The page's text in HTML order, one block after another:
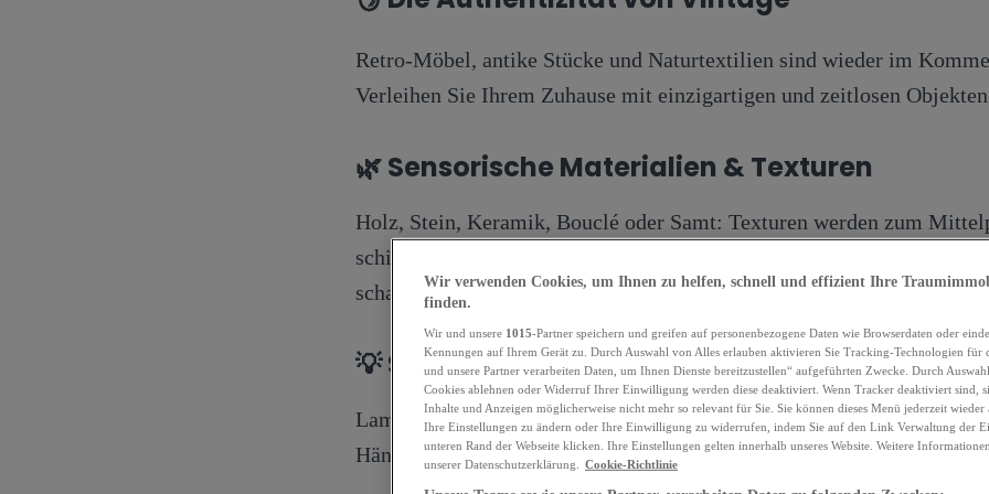
Retro-Möbel, antike Stücke und Naturtextilien sind wieder im
Verleihen Sie Ihrem Zuhause mit einzigartigen und zeitlosen
🌿Sensorische Materialien & Texturen
Holz, Stein, Keramik, Bouclé oder Samt: Texturen werden zum
schichtet die Materialien übereinander, um ein reiches und
schaffen.
💡Skulpturale Lichter
Lampen werden zu Kunstwerken. Geschwungene Formen, plissierte
Hängeleuchten... die Beleuchtung wird zu einem eigenständigen Deko-
Wir verwenden Cookies, um Ihnen zu helfen, schnell und effizient Ihre
finden.
Wir und unsere 1015-Partner speichern und greifen auf personenbezogene Daten wie Browserdaten oder
Kennungen auf Ihrem Gerät zu. Durch Auswahl von Alles erlauben aktivieren Sie Tracking-Technologien für
und unsere Partner verarbeiten Daten, um Ihnen Dienste bereitzustellen“ aufgeführten Zwecke. Durch
Cookies ablehnen oder Widerruf Ihrer Einwilligung werden diese deaktiviert. Wenn Tracker deaktiviert sind,
Inhalte und Anzeigen möglicherweise nicht mehr so relevant für Sie. Sie können dieses Menü jederzeit
Ihre Einstellungen zu ändern oder Ihre Einwilligung zu widerrufen, indem Sie auf den Link Verwaltung der
unteren Rand der Webseite klicken. Ihre Einstellungen gelten innerhalb unseres Website. Weitere
unserer Datenschutzerklärung.
Cookie-Richtlinie